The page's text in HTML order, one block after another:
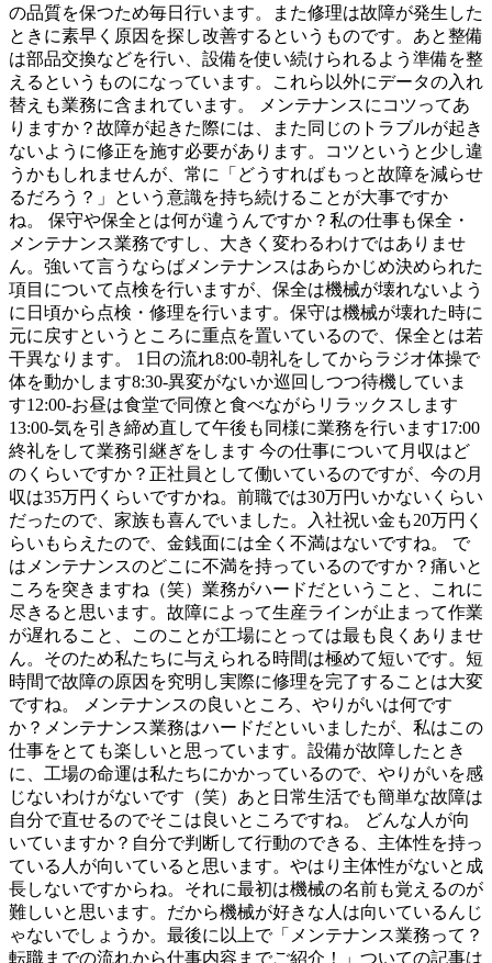
の品質を保つため毎日行います。また修理は故障が発生した
ときに素早く原因を探し改善するというものです。あと整備
は部品交換などを行い、設備を使い続けられるよう準備を整
えるというものになっています。これら以外にデータの入れ
替えも業務に含まれています。 メンテナンスにコツってあ
りますか？故障が起きた際には、また同じのトラブルが起き
ないように修正を施す必要があります。コツというと少し違
うかもしれませんが、常に「どうすればもっと故障を減らせ
るだろう？」という意識を持ち続けることが大事ですか
ね。 保守や保全とは何が違うんですか？私の仕事も保全・
メンテナンス業務ですし、大きく変わるわけではありませ
ん。強いて言うならばメンテナンスはあらかじめ決められた
項目について点検を行いますが、保全は機械が壊れないよう
に日頃から点検・修理を行います。保守は機械が壊れた時に
元に戻すというところに重点を置いているので、保全とは若
干異なります。 1日の流れ8:00-朝礼をしてからラジオ体操で
体を動かします8:30-異変がないか巡回しつつ待機していま
す12:00-お昼は食堂で同僚と食べながらリラックスします
13:00-気を引き締め直して午後も同様に業務を行います17:00
終礼をして業務引継ぎをします 今の仕事について月収はど
のくらいですか？正社員として働いているのですが、今の月
収は35万円くらいですかね。前職では30万円いかないくらい
だったので、家族も喜んでいました。入社祝い金も20万円く
らいもらえたので、金銭面には全く不満はないですね。 で
はメンテナンスのどこに不満を持っているのですか？痛いと
ころを突きますね（笑）業務がハードだということ、これに
尽きると思います。故障によって生産ラインが止まって作業
が遅れること、このことが工場にとっては最も良くありませ
ん。そのため私たちに与えられる時間は極めて短いです。短
時間で故障の原因を究明し実際に修理を完了することは大変
ですね。 メンテナンスの良いところ、やりがいは何です
か？メンテナンス業務はハードだといいましたが、私はこの
仕事をとても楽しいと思っています。設備が故障したとき
に、工場の命運は私たちにかかっているので、やりがいを感
じないわけがないです（笑）あと日常生活でも簡単な故障は
自分で直せるのでそこは良いところですね。 どんな人が向
いていますか？自分で判断して行動のできる、主体性を持っ
ている人が向いていると思います。やはり主体性がないと成
長しないですからね。それに最初は機械の名前も覚えるのが
難しいと思います。だから機械が好きな人は向いているんじ
ゃないでしょうか。最後に以上で「メンテナンス業務って？
転職までの流れから仕事内容までご紹介！」ついての記事は